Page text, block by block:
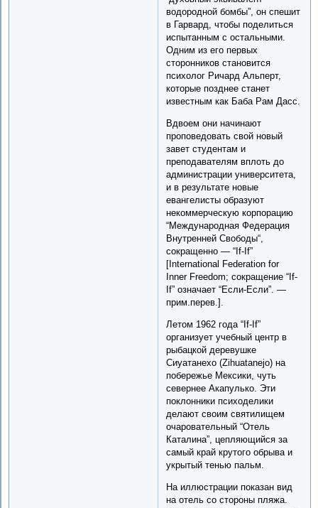
водородной бомбы”, он спешит
в Гарвард, чтобы поделиться
испытанным с остальными.
Одним из его первых
сторонников становится
психолог Ричард Альперт,
которые позднее станет
известным как Баба Рам Дасс.
Вдвоем они начинают
проповедовать свой новый
завет студентам и
преподавателям вплоть до
администрации университета,
и в результате новые
евангелисты образуют
некоммерческую корпорацию
“Международная Федерация
Внутренней Свободы“,
сокращенно — “If-If”
[International Federation for
Inner Freedom; сокращение “If-
If” означает “Если-Если”. —
прим.перев.].
Летом 1962 года “If-If”
организует учебный центр в
рыбацкой деревушке
Сиуатанехо (Zihuatanejo) на
побережье Мексики, чуть
севернее Акапулько. Эти
поклонники психоделики
делают своим святилищем
очаровательный “Отель
Каталина”, цепляющийся за
самый край крутого обрыва и
укрытый тенью пальм.
На иллюстрации показан вид
на отель со стороны пляжа.